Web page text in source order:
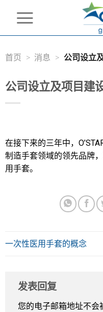
首页 > 消息 > 公司设立
公司设立及项目建
在接下来的三年中，
制造手套领域的领先品牌
用手套。
一次性医用手套的概念
发表回复
您的电子邮箱地址不会